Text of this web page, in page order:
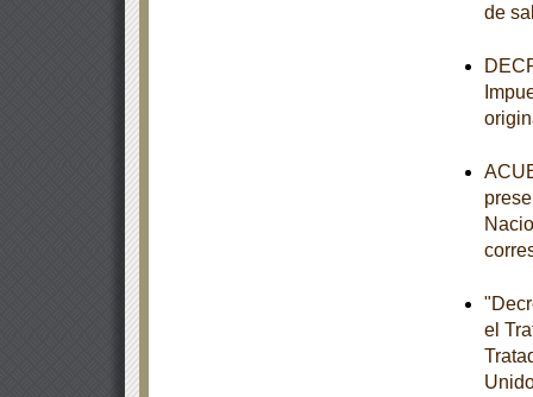
de
el